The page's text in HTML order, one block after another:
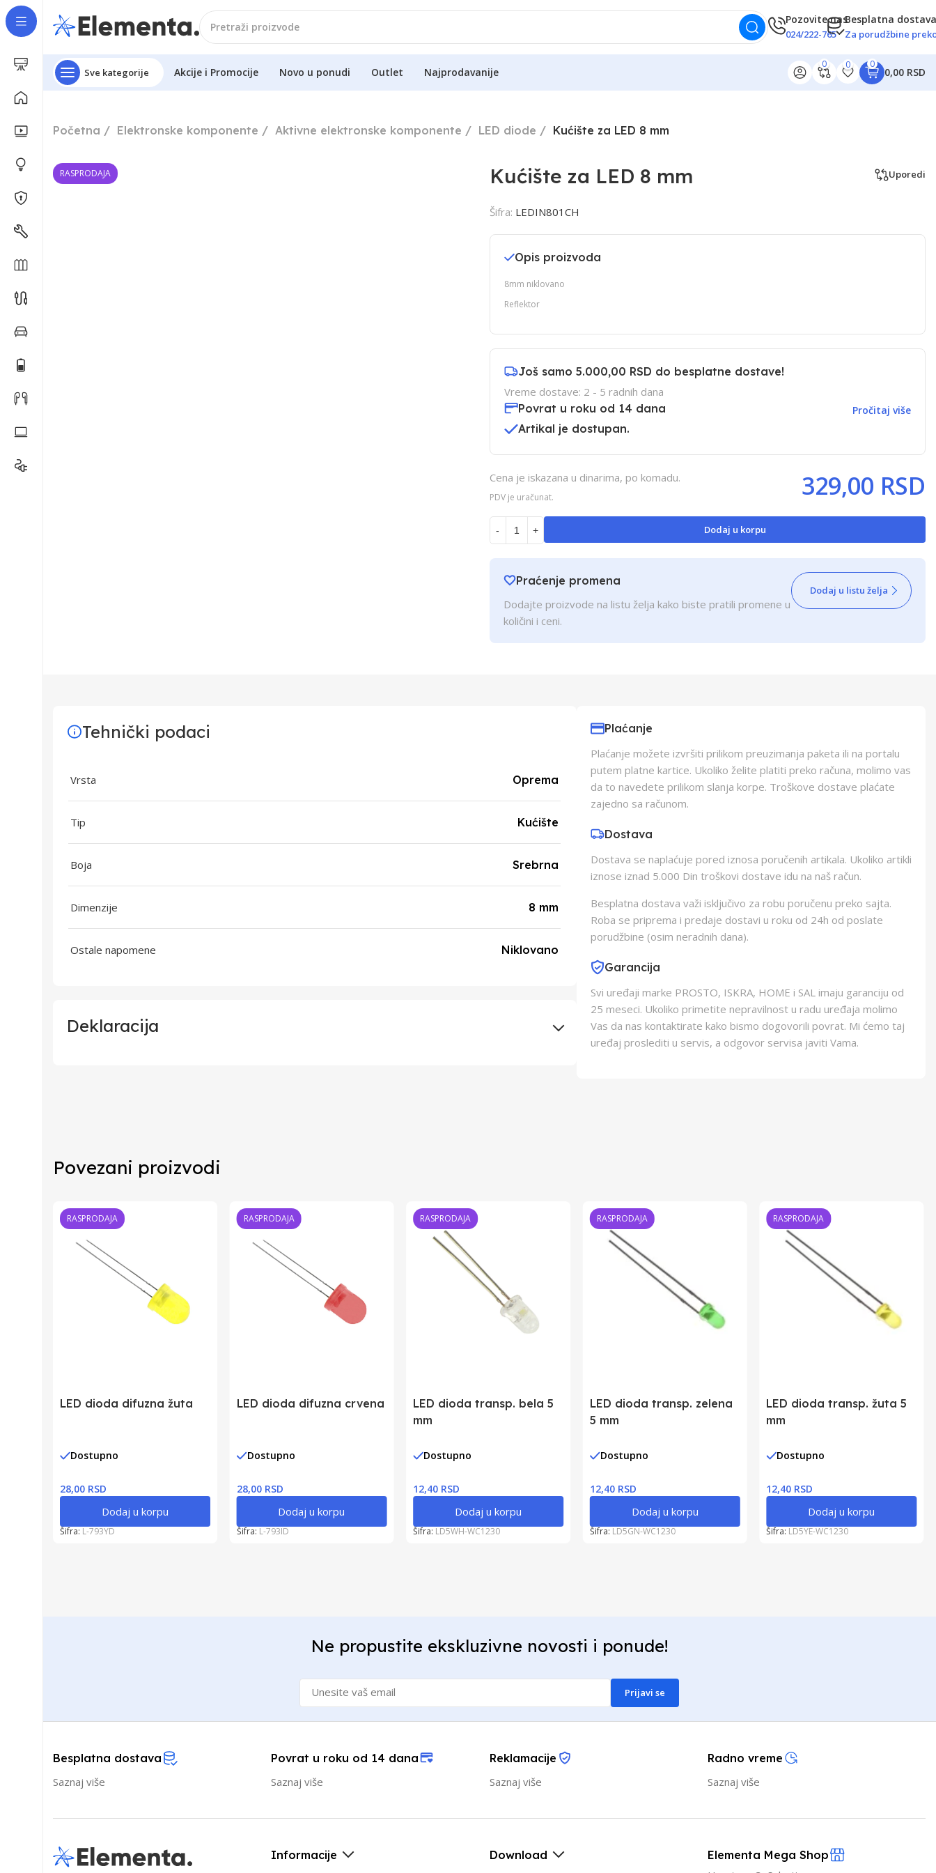
Pozovite nas
024/222-765
Besplatna
Za porudžbine
Sve kategorije Akcije i Promocije Novo u ponudi Outlet Najprodavanije
0 0 0
0,00 RSD
Početna Elektronske komponente Aktivne elektronske komponente LED diode Kućište za LED 8 mm
RASPRODAJA Kućište za LED 8 mm Uporedi
Šifra: LEDIN801CH
Opis proizvoda
8mm niklovano
Reflektor
Još samo 5.000,00 RSD do besplatne dostave!
Vreme dostave: 2 - 5 radnih dana
Povrat u roku od 14 dana
Pročitaj više
Artikal je dostupan.
Cena je iskazana u dinarima, po komadu.
PDV je uračunat. 329,00 RSD
- + Dodaj u korpu
Praćenje promena
Dodajte proizvode na listu želja kako biste pratili promene u
količini i ceni.
Dodaj u listu želja
Tehnički podaci
Vrsta Oprema
Tip Kućište
Boja Srebrna
Dimenzije 8 mm
Ostale napomene Niklovano
Deklaracija
Zemlja Porekla
Plaćanje
Plaćanje možete izvršiti prilikom preuzimanja paketa ili na portalu
putem platne kartice. Ukoliko želite platiti preko računa, molimo vas
da to navedete prilikom slanja korpe. Troškove dostave plaćate
zajedno sa računom.
Dostava
Dostava se naplaćuje pored iznosa poručenih artikala. Ukoliko artikli
iznose iznad 5.000 Din troškovi dostave idu na naš račun.
Besplatna dostava važi isključivo za robu poručenu preko sajta.
Roba se priprema i predaje dostavi u roku od 24h od poslate
porudžbine (osim neradnih dana).
Garancija
Svi uređaji marke PROSTO, ISKRA, HOME i SAL imaju garanciju od
25 meseci. Ukoliko primetite nepravilnost u radu uređaja molimo
Vas da nas kontaktirate kako bismo dogovorili povrat. Mi ćemo taj
uređaj proslediti u servis, a odgovor servisa javiti Vama.
Povezani proizvodi
RASPRODAJA
LED dioda difuzna žuta
Dostupno
28,00 RSD
Dodaj u korpu
Šifra: L-793YD
RASPRODAJA
LED dioda difuzna crvena
Dostupno
28,00 RSD
Dodaj u korpu
Šifra: L-793ID
RASPRODAJA
LED dioda transp. bela 5
mm
Dostupno
12,40 RSD
Dodaj u korpu
Šifra: LD5WH-WC1230
RASPRODAJA
LED dioda transp. zelena
5 mm
Dostupno
12,40 RSD
Dodaj u korpu
Šifra: LD5GN-WC1230
RASPRODAJA
LED dioda transp. žuta 5
mm
Dostupno
12,40 RSD
Dodaj u korpu
Šifra: LD5YE-WC1230
Ne propustite ekskluzivne novosti i ponude!
Prijavi se
Besplatna dostava
Saznaj više
Povrat u roku od 14 dana
Saznaj više
Reklamacije
Saznaj više
Radno vreme
Saznaj više
Informacije Download
Elementa Mega Shop